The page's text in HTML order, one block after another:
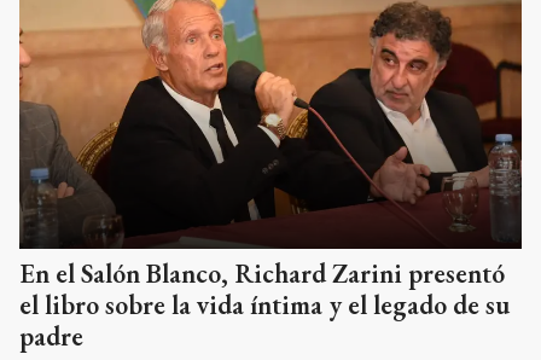
En el Salón Blanco, Richard Zarini presentó
el libro sobre la vida íntima y el legado de su
padre